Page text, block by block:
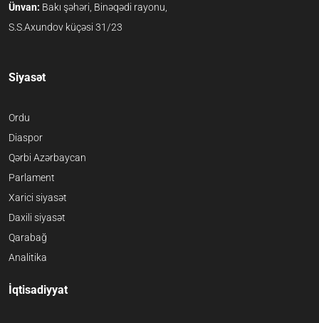
Ünvan: Bakı şəhəri, Binəqədi rayonu,
S.S.Axundov küçəsi 31/23
Siyasət
Ordu
Diaspor
Qərbi Azərbaycan
Parlament
Xarici siyasət
Daxili siyasət
Qarabağ
Analitika
İqtisadiyyat